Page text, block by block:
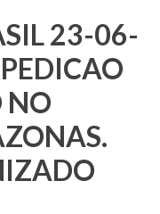
23-06-
NO